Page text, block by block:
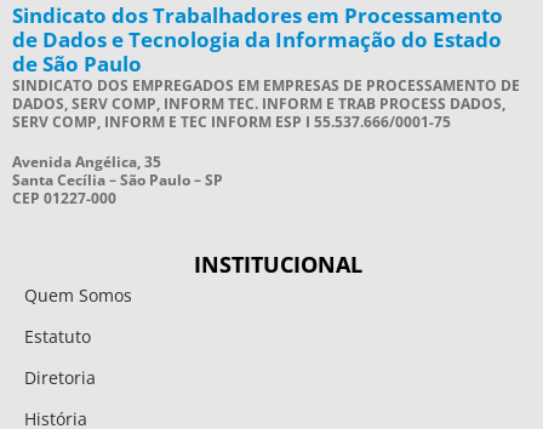
Sindicato dos Trabalhadores em Processamento
de Dados e Tecnologia da Informação do Estado
de São Paulo
SINDICATO DOS EMPREGADOS EM EMPRESAS DE PROCESSAMENTO DE
DADOS, SERV COMP, INFORM TEC. INFORM E TRAB PROCESS DADOS,
SERV COMP, INFORM E TEC INFORM ESP I 55.537.666/0001-75
Avenida Angélica, 35
Santa Cecília – São Paulo – SP
CEP 01227-000
INSTITUCIONAL
Quem Somos
Estatuto
Diretoria
História